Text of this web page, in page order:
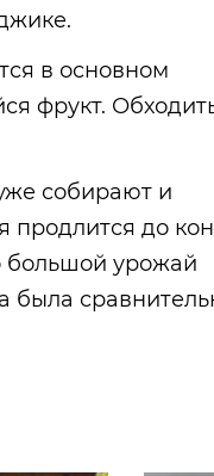
в основном
фрукт.
собирают и
продлится до
большой урожай
была